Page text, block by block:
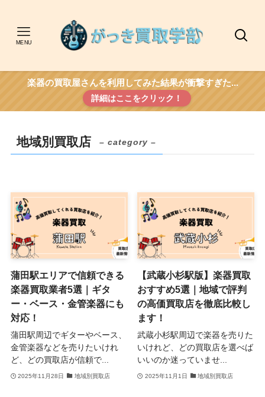
MENU
楽器の買取屋さんを利用してみた結果が衝撃すぎた...
詳細はここをクリック！
地域別買取店 – category –
蒲田駅エリアで信頼できる
楽器買取業者5選｜ギタ
ー・ベース・金管楽器にも
対応！
蒲田駅周辺でギターやベース、
金管楽器などを売りたいけれ
ど、どの買取店が信頼で...
2025年11月28日 地域別買取店
【武蔵小杉駅版】楽器買取
おすすめ5選｜地域で評判
の高価買取店を徹底比較し
ます！
武蔵小杉駅周辺で楽器を売りた
いけれど、どの買取店を選べば
いいのか迷っていませ...
2025年11月1日 地域別買取店